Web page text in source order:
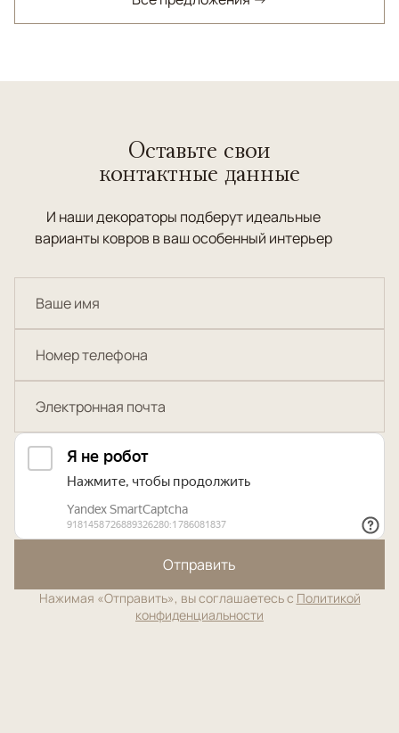
Оставьте свои
контактные данные
И наши декораторы подберут идеальные
варианты ковров в ваш особенный интерьер
Отправить
Нажимая «Отправить», вы соглашаетесь с Политикой
конфиденциальности